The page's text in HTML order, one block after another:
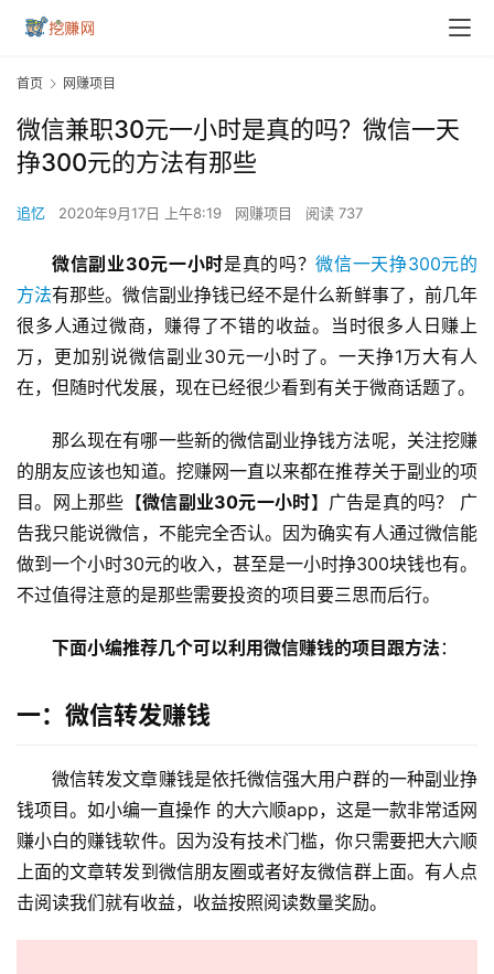
首页 网赚项目
微信兼职30元一小时是真的吗？微信一天
挣300元的方法有那些
追忆 2020年9月17日 上午8:19 网赚项目 阅读 737
微信副业30元一小时是真的吗？微信一天挣300元的
方法有那些。微信副业挣钱已经不是什么新鲜事了，前几年
很多人通过微商，赚得了不错的收益。当时很多人日赚上
万，更加别说微信副业30元一小时了。一天挣1万大有人
在，但随时代发展，现在已经很少看到有关于微商话题了。
那么现在有哪一些新的微信副业挣钱方法呢，关注挖赚
的朋友应该也知道。挖赚网一直以来都在推荐关于副业的项
目。网上那些【微信副业30元一小时】广告是真的吗？ 广
告我只能说微信，不能完全否认。因为确实有人通过微信能
做到一个小时30元的收入，甚至是一小时挣300块钱也有。
不过值得注意的是那些需要投资的项目要三思而后行。
下面小编推荐几个可以利用微信赚钱的项目跟方法 ：
一：微信转发赚钱
微信转发文章赚钱是依托微信强大用户群的一种副业挣
钱项目。如小编一直操作 的大六顺app，这是一款非常适网
赚小白的赚钱软件。因为没有技术门槛，你只需要把大六顺
上面的文章转发到微信朋友圈或者好友微信群上面。有人点
击阅读我们就有收益，收益按照阅读数量奖励。